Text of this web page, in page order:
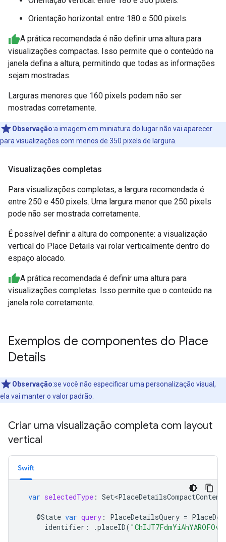
Orientação horizontal: entre 180 e 500 pixels.
A prática recomendada é não definir uma altura para
visualizações compactas. Isso permite que o conteúdo na
janela defina a altura, permitindo que todas as informações
sejam mostradas.
Larguras menores que 160 pixels podem não ser
mostradas corretamente.
Observação:a imagem em miniatura do lugar não vai aparecer
para visualizações com menos de 350 pixels de largura.
Visualizações completas
Para visualizações completas, a largura recomendada é
entre 250 e 450 pixels. Uma largura menor que 250 pixels
pode não ser mostrada corretamente.
É possível definir a altura do componente: a visualização
vertical do Place Details vai rolar verticalmente dentro do
espaço alocado.
A prática recomendada é definir uma altura para
visualizações completas. Isso permite que o conteúdo na
janela role corretamente.
Exemplos de componentes do Place
Details
Observação:se você não especificar uma personalização visual,
ela vai manter o valor padrão.
Criar uma visualização completa com layout
vertical
Swift
var selectedType :
@State var query : PlaceDetailsQuery =
identifier : .placeID(